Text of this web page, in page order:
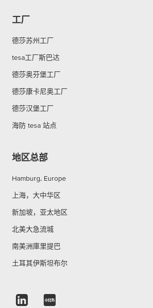
工厂
德莎苏州工厂
tesa工厂斯巴达
德莎奥芬堡工厂
德莎康卡尼奥工厂
德莎汉堡工厂
海防 tesa 站点
地区总部
Hamburg, Europe
上海，大中华区
新加坡，亚太地区
北美大急流城
南美洲庫里提巴
土耳其伊斯坦布尔